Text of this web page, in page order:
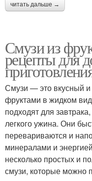
читать дальше →
Смузи из
рецепты для
Смузи — это вкусный и
фруктами в жидком
подходят для
легкого ужина. Они
перевариваются и
минералами и
несколько простых и
смузи, которые можно